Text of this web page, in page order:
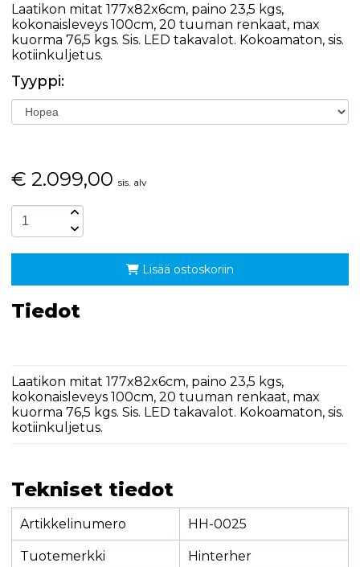
Laatikon mitat 177x82x6cm, paino 23,5 kgs,
kokonaisleveys 100cm, 20 tuuman renkaat, max
kuorma 76,5 kgs. Sis. LED takavalot. Kokoamaton, sis.
kotiinkuljetus.
Tyyppi:
€ 2.099,00 sis. alv
Lisää ostoskoriin
Tiedot
Laatikon mitat 177x82x6cm, paino 23,5 kgs,
kokonaisleveys 100cm, 20 tuuman renkaat, max
kuorma 76,5 kgs. Sis. LED takavalot. Kokoamaton, sis.
kotiinkuljetus.
Tekniset tiedot
Artikkelinumero HH-0025
Tuotemerkki Hinterher